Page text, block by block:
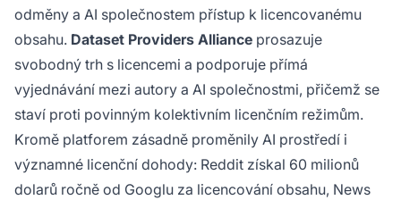
odměny a AI společnostem přístup k licencovanému
obsahu. Dataset Providers Alliance prosazuje
svobodný trh s licencemi a podporuje přímá
vyjednávání mezi autory a AI společnostmi, přičemž se
staví proti povinným kolektivním licenčním režimům.
Kromě platforem zásadně proměnily AI prostředí i
významné licenční dohody: Reddit získal 60 milionů
dolarů ročně od Googlu za licencování obsahu, News